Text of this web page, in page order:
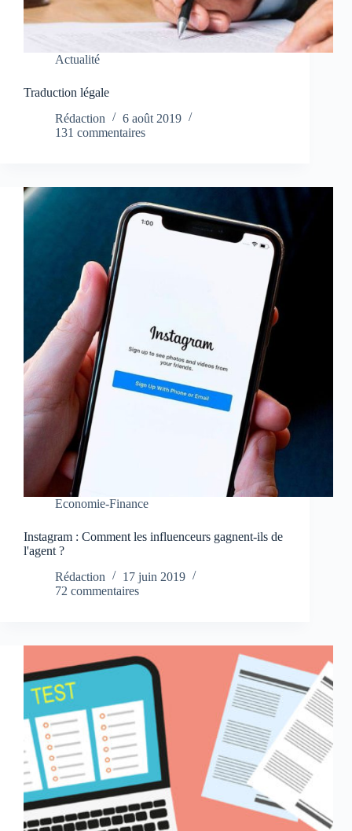
Actualité
Traduction légale
Rédaction
6 août 2019
131 commentaires
Economie-Finance
Instagram : Comment les influenceurs gagnent-ils de
l'agent ?
Rédaction
17 juin 2019
72 commentaires